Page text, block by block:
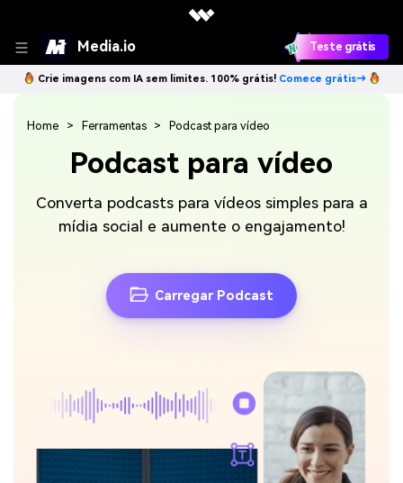
Media.io Teste grátis
Crie imagens com IA sem limites. 100% grátis! Comece grátis→
Podcast para vídeo
Converta podcasts para vídeos simples para a
mídia social e aumente o engajamento!
Carregar Podcast
Home Ferramentas Podcast para vídeo